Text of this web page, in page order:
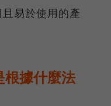
易於使用的產
據什麼法